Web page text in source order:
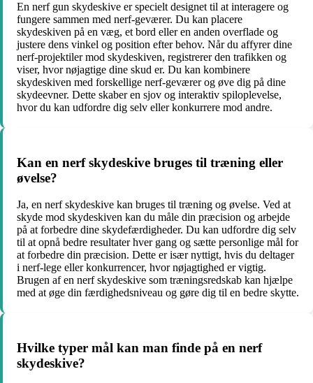
En nerf gun skydeskive er specielt designet til at interagere og
fungere sammen med nerf-geværer. Du kan placere
skydeskiven på en væg, et bord eller en anden overflade og
justere dens vinkel og position efter behov. Når du affyrer dine
nerf-projektiler mod skydeskiven, registrerer den trafikken og
viser, hvor nøjagtige dine skud er. Du kan kombinere
skydeskiven med forskellige nerf-geværer og øve dig på dine
skydeevner. Dette skaber en sjov og interaktiv spiloplevelse,
hvor du kan udfordre dig selv eller konkurrere mod andre.
Kan en nerf skydeskive bruges til træning eller
øvelse?
Ja, en nerf skydeskive kan bruges til træning og øvelse. Ved at
skyde mod skydeskiven kan du måle din præcision og arbejde
på at forbedre dine skydefærdigheder. Du kan udfordre dig selv
til at opnå bedre resultater hver gang og sætte personlige mål for
at forbedre din præcision. Dette er især nyttigt, hvis du deltager
i nerf-lege eller konkurrencer, hvor nøjagtighed er vigtig.
Brugen af en nerf skydeskive som træningsredskab kan hjælpe
med at øge din færdighedsniveau og gøre dig til en bedre skytte.
Hvilke typer mål kan man finde på en nerf
skydeskive?